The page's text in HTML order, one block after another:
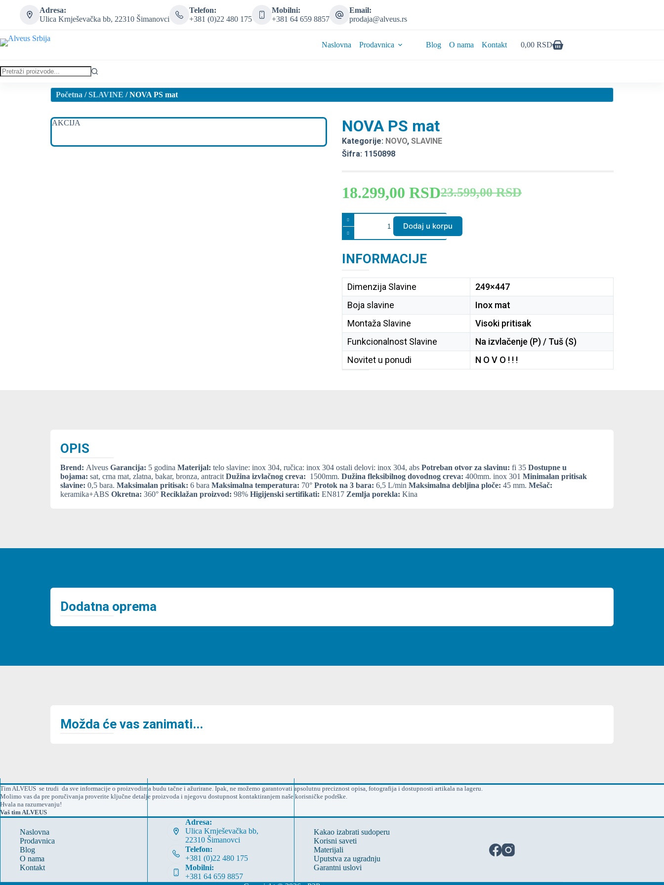
Adresa:
Ulica Krnješevačka bb, 22310 Šimanovci
Telefon:
+381 (0)22 480 175
Mobilni:
+381 64 659 8857
Email:
prodaja@alveus.rs
Naslovna Prodavnica Blog O nama Kontakt 0,00 RSD
Početna /SLAVINE / NOVA PS mat
AKCIJA NOVA PS mat
Kategorije: NOVO, SLAVINE
Šifra: 1150898
23.599,00RSD
18.299,00 RSD
Dodaj u korpu
INFORMACIJE
Dimenzija Slavine
249×447
Boja slavine
Inox mat
Montaža Slavine
Visoki pritisak
Funkcionalnost Slavine
Na izvlačenje (P) / Tuš (S)
Novitet u ponudi
N O V O ! ! !
OPIS
Brend: Alveus Garancija: 5 godina Materijal: telo slavine: inox 304, ručica: inox 304 ostali delovi: inox 304, abs Potreban otvor za slavinu: fi 35 Dostupne u
bojama: sat, crna mat, zlatna, bakar, bronza, antracit Dužina izvlačnog creva: 1500mm. Dužina fleksibilnog dovodnog creva: 400mm. inox 301 Minimalan pritisak
slavine: 0,5 bara. Maksimalan pritisak: 6 bara Maksimalna temperatura: 70° Protok na 3 bara: 6,5 L/min Maksimalna debljina ploče: 45 mm. Mešač:
keramika+ABS Okretna: 360° Reciklažan proizvod: 98% Higijenski sertifikati: EN817 Zemlja porekla: Kina
Dodatna oprema
Možda će vas zanimati...
Tim ALVEUS se trudi da sve informacije o proizvodima budu tačne i ažurirane. Ipak, ne možemo garantovati apsolutnu preciznost opisa, fotografija i dostupnosti artikala na lageru.
Molimo vas da pre poručivanja proverite ključne detalje proizvoda i njegovu dostupnost kontaktiranjem naše korisničke podrške.
Hvala na razumevanju!
Vaš tim ALVEUS
Naslovna
Prodavnica
Blog
O nama
Kontakt
Adresa:
Ulica Krnješevačka bb,
22310 Šimanovci
Telefon:
+381 (0)22 480 175
Mobilni:
+381 64 659 8857
Kakao izabrati sudoperu
Korisni saveti
Materijali
Uputstva za ugradnju
Garantni uslovi